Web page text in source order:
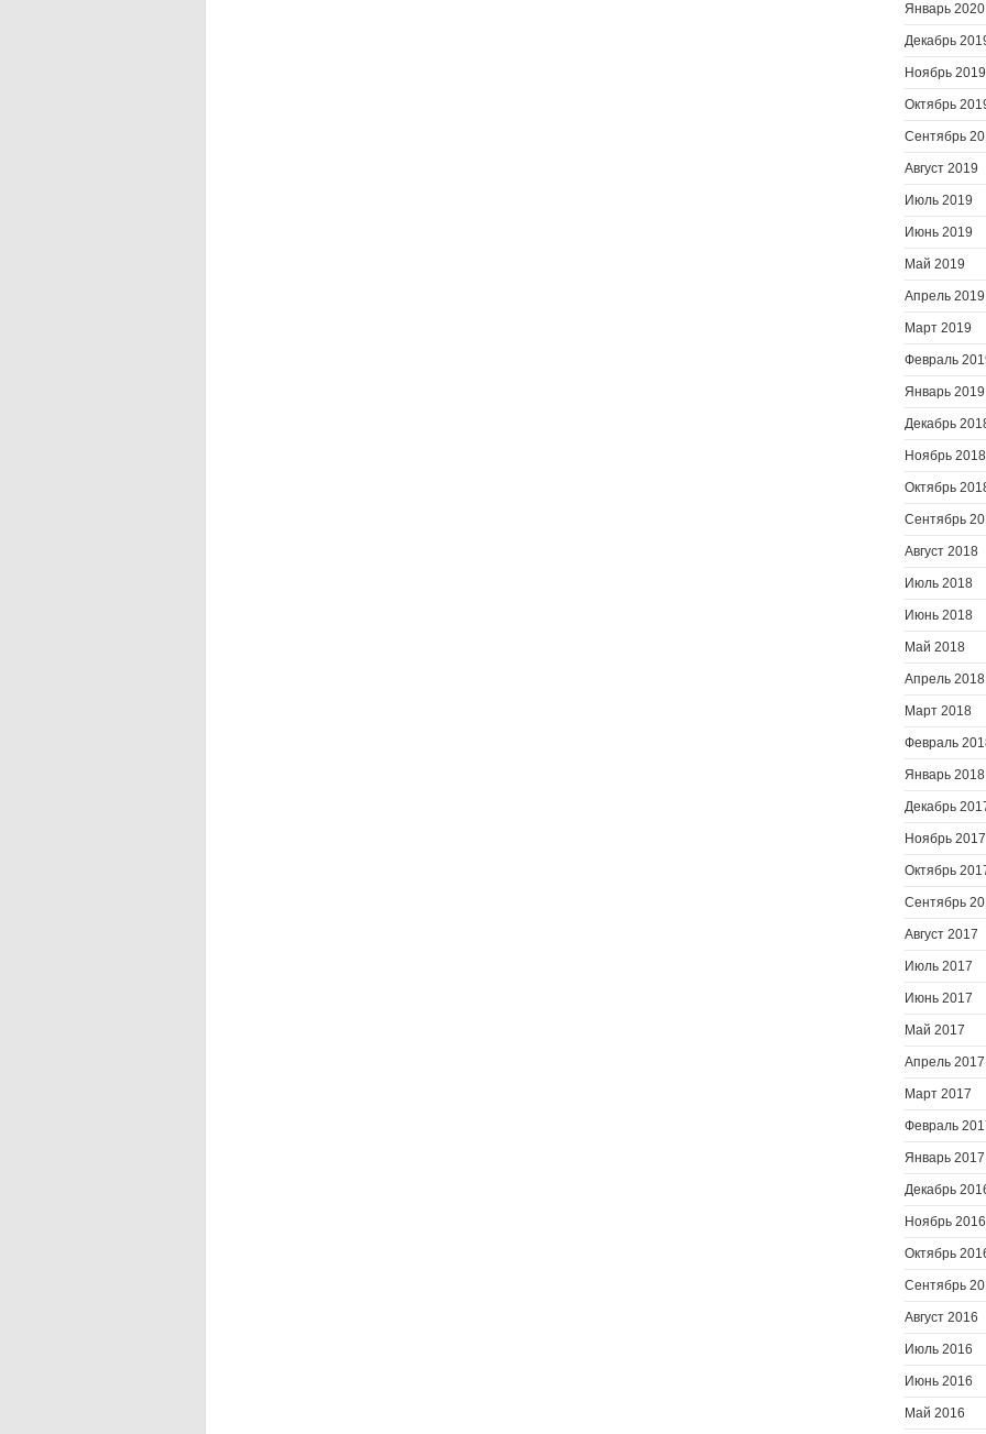
Январь 2020
Декабрь
Ноябрь 2019
Октябрь
Сентябрь
Август 2019
Июль 2019
Июнь 2019
Май 2019
Апрель 2019
Март 2019
Февраль
Январь 2019
Декабрь
Ноябрь 2018
Октябрь
Сентябрь
Август 2018
Июль 2018
Июнь 2018
Май 2018
Апрель 2018
Март 2018
Февраль
Январь 2018
Декабрь
Ноябрь 2017
Октябрь
Сентябрь
Август 2017
Июль 2017
Июнь 2017
Май 2017
Апрель 2017
Март 2017
Февраль
Январь 2017
Декабрь
Ноябрь 2016
Октябрь
Сентябрь
Август 2016
Июль 2016
Июнь 2016
Май 2016